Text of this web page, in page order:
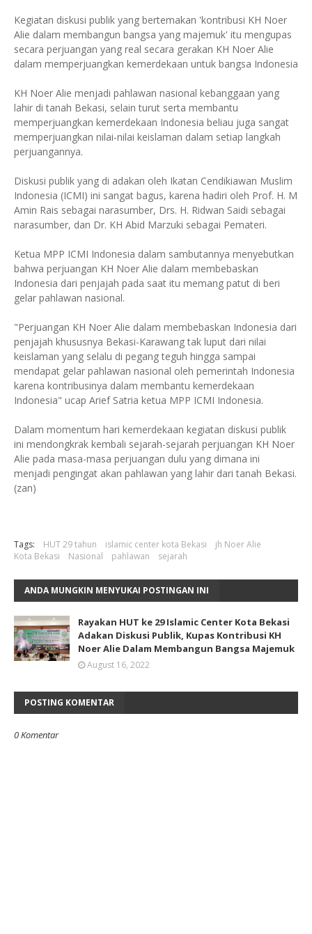
Kegiatan diskusi publik yang bertemakan 'kontribusi KH Noer
Alie dalam membangun bangsa yang majemuk' itu mengupas
secara perjuangan yang real secara gerakan KH Noer Alie
dalam memperjuangkan kemerdekaan untuk bangsa Indonesia
KH Noer Alie menjadi pahlawan nasional kebanggaan yang
lahir di tanah Bekasi, selain turut serta membantu
memperjuangkan kemerdekaan Indonesia beliau juga sangat
memperjuangkan nilai-nilai keislaman dalam setiap langkah
perjuangannya.
Diskusi publik yang di adakan oleh Ikatan Cendikiawan Muslim
Indonesia (ICMI) ini sangat bagus, karena hadiri oleh Prof. H. M
Amin Rais sebagai narasumber, Drs. H. Ridwan Saidi sebagai
narasumber, dan Dr. KH Abid Marzuki sebagai Pemateri.
Ketua MPP ICMI Indonesia dalam sambutannya menyebutkan
bahwa perjuangan KH Noer Alie dalam membebaskan
Indonesia dari penjajah pada saat itu memang patut di beri
gelar pahlawan nasional.
"Perjuangan KH Noer Alie dalam membebaskan Indonesia dari
penjajah khususnya Bekasi-Karawang tak luput dari nilai
keislaman yang selalu di pegang teguh hingga sampai
mendapat gelar pahlawan nasional oleh pemerintah Indonesia
karena kontribusinya dalam membantu kemerdekaan
Indonesia" ucap Arief Satria ketua MPP ICMI Indonesia.
Dalam momentum hari kemerdekaan kegiatan diskusi publik
ini mendongkrak kembali sejarah-sejarah perjuangan KH Noer
Alie pada masa-masa perjuangan dulu yang dimana ini
menjadi pengingat akan pahlawan yang lahir dari tanah Bekasi.
(zan)
Tags: HUT 29 tahun islamic center kota Bekasi
jh Noer Alie
Kota Bekasi
Nasional pahlawan sejarah
ANDA MUNGKIN MENYUKAI POSTINGAN INI
Rayakan HUT ke 29 Islamic Center Kota Bekasi
Adakan Diskusi Publik, Kupas Kontribusi KH
Noer Alie Dalam Membangun Bangsa Majemuk
August 16, 2022
POSTING KOMENTAR
0 Komentar